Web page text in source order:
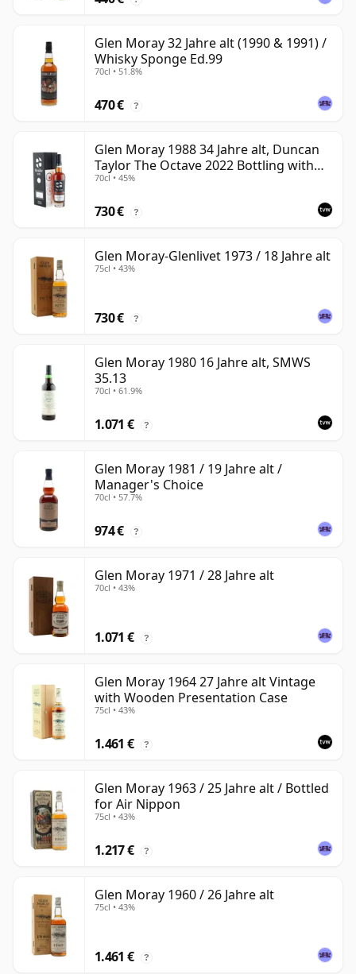
Glen Moray 32 Jahre alt (1990 & 1991) /
Whisky Sponge Ed.99
70cl • 51.8%
470 € ?
Glen Moray 1988 34 Jahre alt, Duncan
Taylor The Octave 2022 Bottling with
Box - Cask 7037449
70cl • 45%
730 € ?
Glen Moray-Glenlivet 1973 / 18 Jahre alt
75cl • 43%
730 € ?
Glen Moray 1980 16 Jahre alt, SMWS
35.13
70cl • 61.9%
1.071 € ?
Glen Moray 1981 / 19 Jahre alt /
Manager's Choice
70cl • 57.7%
974 € ?
Glen Moray 1971 / 28 Jahre alt
70cl • 43%
1.071 € ?
Glen Moray 1964 27 Jahre alt Vintage
with Wooden Presentation Case
75cl • 43%
1.461 € ?
Glen Moray 1963 / 25 Jahre alt / Bottled
for Air Nippon
75cl • 43%
1.217 € ?
Glen Moray 1960 / 26 Jahre alt
75cl • 43%
1.461 € ?